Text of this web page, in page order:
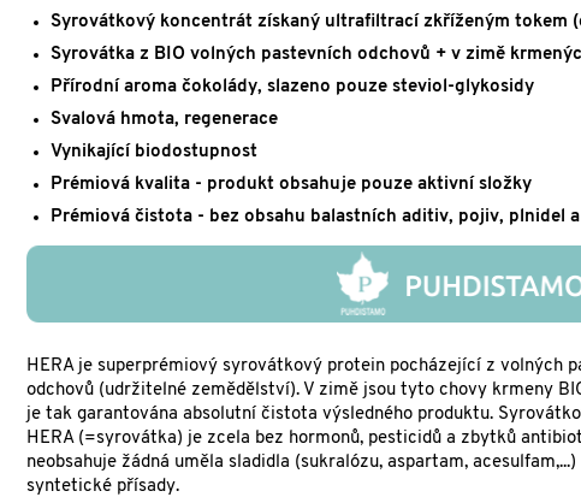
Syrovátkový koncentrát získaný ultrafiltrací zkříženým tokem
Syrovátka z BIO volných pastevních odchovů + v zimě
Přírodní aroma čokolády, slazeno pouze steviol-glykosidy
Svalová hmota, regenerace
Vynikající biodostupnost
Prémiová kvalita - produkt obsahuje pouze aktivní složky
Prémiová čistota - bez obsahu balastních aditiv, pojiv, plnidel
HERA je superprémiový syrovátkový protein pocházející z volných
odchovů (udržitelné zemědělství). V zimě jsou tyto chovy krmeny
je tak garantována absolutní čistota výsledného produktu.
HERA (=syrovátka) je zcela bez hormonů, pesticidů a zbytků
neobsahuje žádná uměla sladidla (sukralózu, aspartam, acesulfam,...)
syntetické přísady.